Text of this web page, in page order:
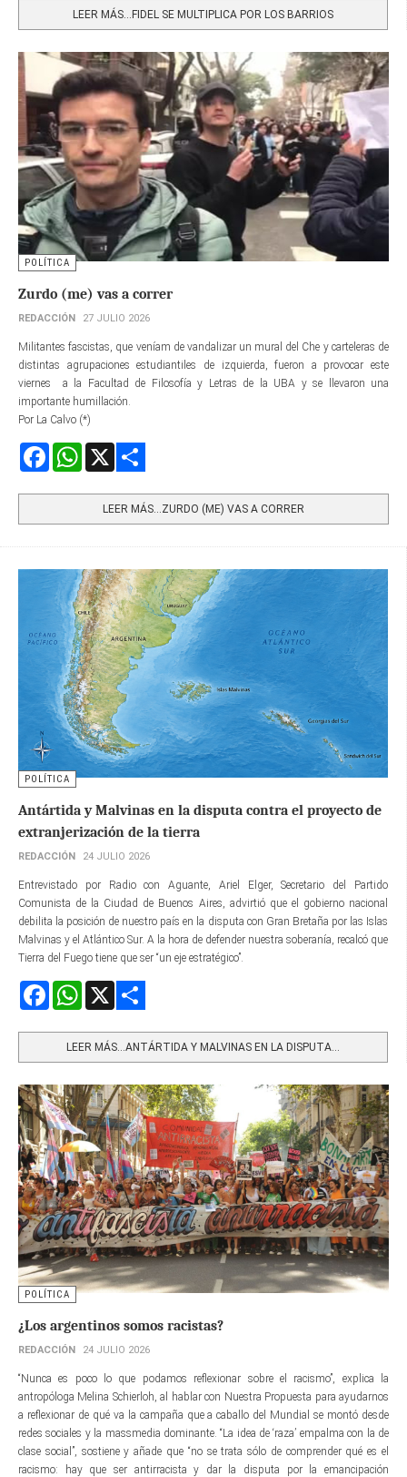
LEER MÁS…FIDEL SE MULTIPLICA POR LOS BARRIOS
POLÍTICA
Zurdo (me) vas a correr
REDACCIÓN 27 JULIO 2026
Militantes fascistas, que veníam de vandalizar un mural del Che y carteleras de
distintas agrupaciones estudiantiles de izquierda, fueron a provocar este
viernes a la Facultad de Filosofía y Letras de la UBA y se llevaron una
importante humillación.
Por La Calvo (*)
FacebookWhatsApp
LEER MÁS…ZURDO (ME) VAS A CORRER
POLÍTICA
Antártida y Malvinas en la disputa contra el proyecto de
extranjerización de la tierra
REDACCIÓN 24 JULIO 2026
Entrevistado por Radio con Aguante, Ariel Elger, Secretario del Partido
Comunista de la Ciudad de Buenos Aires, advirtió que el gobierno nacional
debilita la posición de nuestro país en la disputa con Gran Bretaña por las Islas
Malvinas y el Atlántico Sur. A la hora de defender nuestra soberanía, recalcó que
Tierra del Fuego tiene que ser “un eje estratégico”.
FacebookWhatsApp
LEER MÁS…ANTÁRTIDA Y MALVINAS EN LA DISPUTA...
POLÍTICA
¿Los argentinos somos racistas?
REDACCIÓN 24 JULIO 2026
“Nunca es poco lo que podamos reflexionar sobre el racismo”, explica la
antropóloga Melina Schierloh, al hablar con Nuestra Propuesta para ayudarnos
a reflexionar de qué va la campaña que a caballo del Mundial se montó desde
redes sociales y la massmedia dominante. “La idea de ‘raza’ empalma con la de
clase social”, sostiene y añade que “no se trata sólo de comprender qué es el
racismo: hay que ser antirracista y dar la disputa por la emancipación